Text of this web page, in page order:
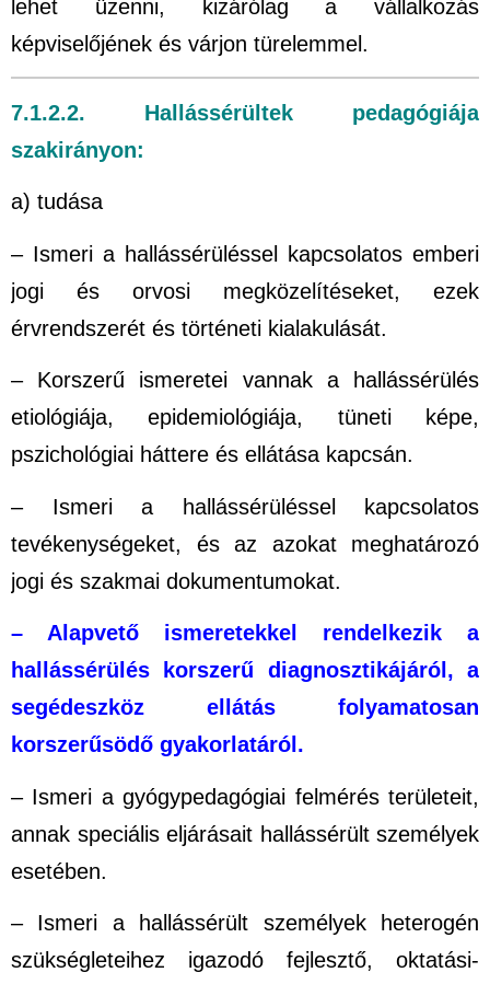
lehet üzenni, kizárólag a vállalkozás
képviselőjének és várjon türelemmel.
7.1.2.2. Hallássérültek pedagógiája
szakirányon:
a) tudása
– Ismeri a hallássérüléssel kapcsolatos emberi
jogi és orvosi megközelítéseket, ezek
érvrendszerét és történeti kialakulását.
– Korszerű ismeretei vannak a hallássérülés
etiológiája, epidemiológiája, tüneti képe,
pszichológiai háttere és ellátása kapcsán.
– Ismeri a hallássérüléssel kapcsolatos
tevékenységeket, és az azokat meghatározó
jogi és szakmai dokumentumokat.
– Alapvető ismeretekkel rendelkezik a
hallássérülés korszerű diagnosztikájáról, a
segédeszköz ellátás folyamatosan
korszerűsödő gyakorlatáról.
– Ismeri a gyógypedagógiai felmérés területeit,
annak speciális eljárásait hallássérült személyek
esetében.
– Ismeri a hallássérült személyek heterogén
szükségleteihez igazodó fejlesztő, oktatási-